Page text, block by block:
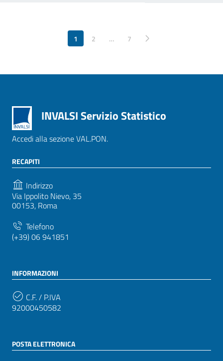
1 2 … 7
Pagina successiva
INVALSI Servizio Statistico
Accedi alla sezione VAL.PON.
RECAPITI
Indirizzo
Via Ippolito Nievo, 35
00153, Roma
Telefono
(+39) 06 941851
INFORMAZIONI
C.F. / P.IVA
92000450582
POSTA ELETTRONICA